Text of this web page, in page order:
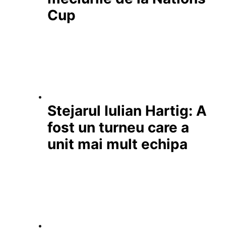
Cup
Stejarul Iulian Hartig: A
fost un turneu care a
unit mai mult echipa